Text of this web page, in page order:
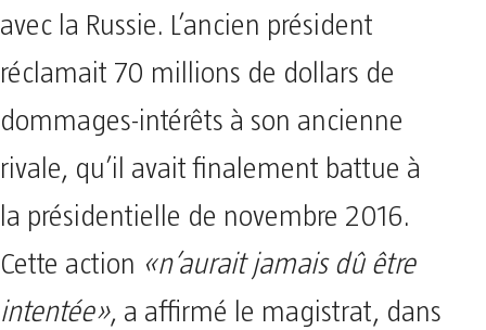
avec la Russie. L’ancien président
réclamait 70 millions de dollars de
dommages-intérêts à son ancienne
rivale, qu’il avait finalement battue à
la présidentielle de novembre 2016.
Cette action «n’aurait jamais dû être
intentée», a affirmé le magistrat, dans